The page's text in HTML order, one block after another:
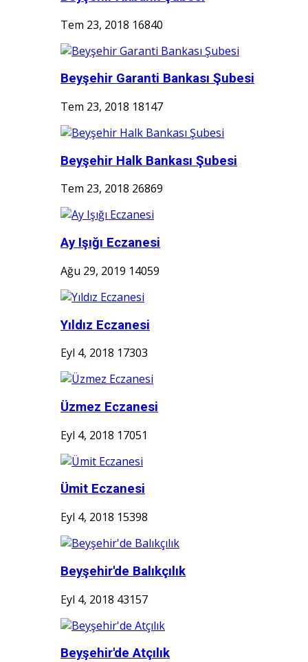
Tem 23, 2018 16840
Beyşehir Garanti Bankası Şubesi
Tem 23, 2018 18147
Beyşehir Halk Bankası Şubesi
Tem 23, 2018 26869
Ay Işığı Eczanesi
Ağu 29, 2019 14059
Yıldız Eczanesi
Eyl 4, 2018 17303
Üzmez Eczanesi
Eyl 4, 2018 17051
Ümit Eczanesi
Eyl 4, 2018 15398
Beyşehir'de Balıkçılık
Eyl 4, 2018 43157
Beyşehir'de Atçılık